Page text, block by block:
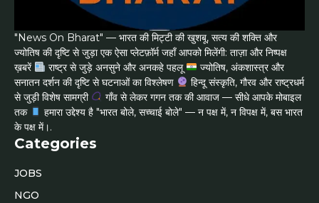
"News On Bharat" — भारत की मिट्टी की खुशबू, सत्य की शक्ति और
ज्योतिष की दृष्टि से जुड़ा एक ऐसा प्लेटफ़ॉर्म जहाँ आपको मिलेंगी: ताज़ा और निष्पक्ष
ख़बरें
राष्ट्र से जुड़े अनसुने और अनकहे पहलू
ज्योतिष, अंकशास्त्र और
सनातन दर्शन की दृष्टि से घटनाओं का विश्लेषण
हिन्दू संस्कृति, गौरव और राष्ट्रधर्म
से जुड़ी विशेष सामग्री
गाँव से लेकर गगन तक की आवाज — सीधे आपके मोबाइल
तक
हमारा उद्देश्य है "भारत बोले, सच्चाई बोले" — न पक्ष में, न विपक्ष में, बस भारत
के पक्ष में।.
Categories
JOBS
NGO